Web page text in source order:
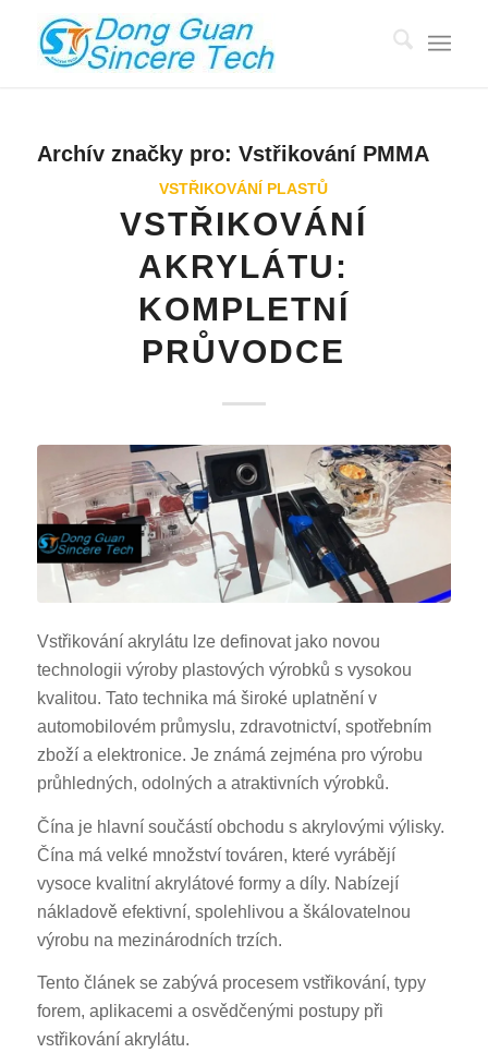
Archív značky pro: Vstřikování PMMA
VSTŘIKOVÁNÍ PLASTŮ
VSTŘIKOVÁNÍ
AKRYLÁTU:
KOMPLETNÍ
PRŮVODCE
Vstřikování akrylátu lze definovat jako novou
technologii výroby plastových výrobků s vysokou
kvalitou. Tato technika má široké uplatnění v
automobilovém průmyslu, zdravotnictví, spotřebním
zboží a elektronice. Je známá zejména pro výrobu
průhledných, odolných a atraktivních výrobků.
Čína je hlavní součástí obchodu s akrylovými výlisky.
Čína má velké množství továren, které vyrábějí
vysoce kvalitní akrylátové formy a díly. Nabízejí
nákladově efektivní, spolehlivou a škálovatelnou
výrobu na mezinárodních trzích.
Tento článek se zabývá procesem vstřikování, typy
forem, aplikacemi a osvědčenými postupy při
vstřikování akrylátu.